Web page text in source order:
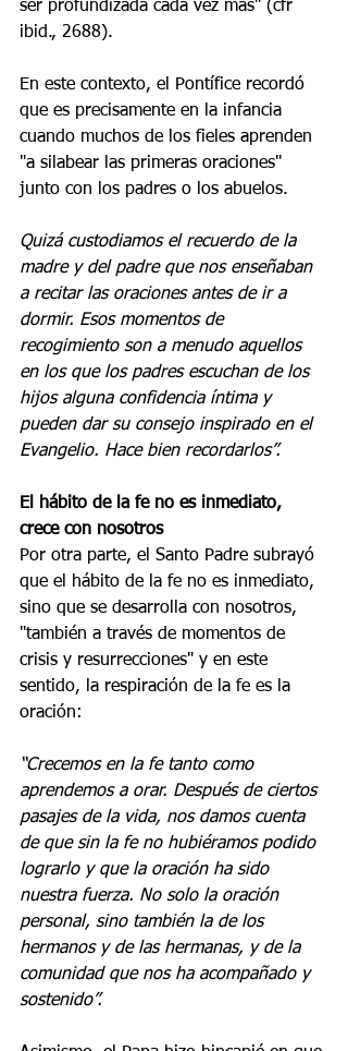
ser profundizada cada vez más" (cfr
ibid., 2688).
En este contexto, el Pontífice recordó
que es precisamente en la infancia
cuando muchos de los fieles aprenden
"a silabear las primeras oraciones"
junto con los padres o los abuelos.
Quizá custodiamos el recuerdo de la
madre y del padre que nos enseñaban
a recitar las oraciones antes de ir a
dormir. Esos momentos de
recogimiento son a menudo aquellos
en los que los padres escuchan de los
hijos alguna confidencia íntima y
pueden dar su consejo inspirado en el
Evangelio. Hace bien recordarlos”.
El hábito de la fe no es inmediato,
crece con nosotros
Por otra parte, el Santo Padre subrayó
que el hábito de la fe no es inmediato,
sino que se desarrolla con nosotros,
"también a través de momentos de
crisis y resurrecciones" y en este
sentido, la respiración de la fe es la
oración:
“Crecemos en la fe tanto como
aprendemos a orar. Después de ciertos
pasajes de la vida, nos damos cuenta
de que sin la fe no hubiéramos podido
lograrlo y que la oración ha sido
nuestra fuerza. No solo la oración
personal, sino también la de los
hermanos y de las hermanas, y de la
comunidad que nos ha acompañado y
sostenido”.